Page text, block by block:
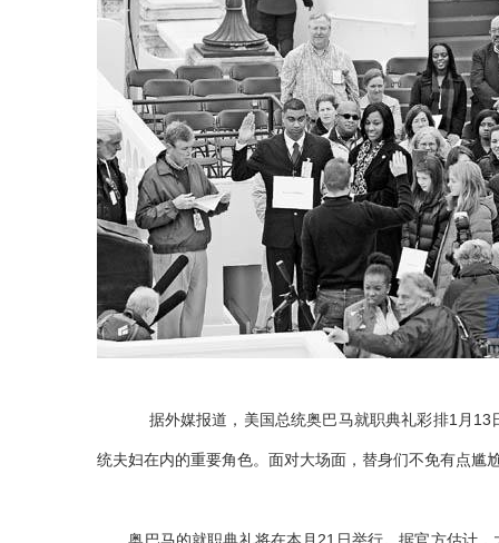
据外媒报道，美国总统奥巴马就职典礼彩排1月
统夫妇在内的重要角色。面对大场面，替身们不免有点尴